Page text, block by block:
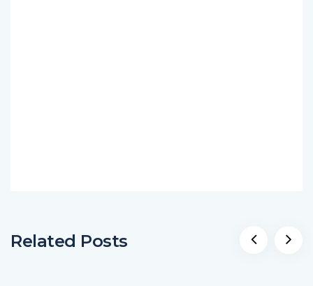
Related Posts